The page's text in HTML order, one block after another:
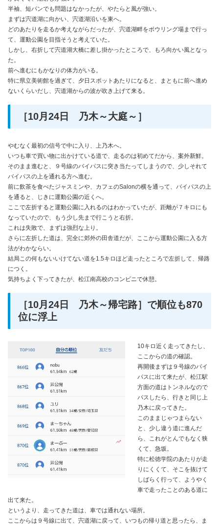
半袖、短パンでも問題はなかったが、やたらと風が強い。
まずは宍道湖に向かい、宍道湖沿いを東へ。
どのあたりを走るか考えながらだったが、宍道湖畔をボウリング場まで行っ
て、運動公園を目指そうと考えていた。
しかし、右折して宍道湖大橋に差し掛かったところで、もろ向かい風となっ
た。
前へ進むにもかなりの体力がいる。
特に県立美術館を過ぎて、夕日スポットあたりになると、まともに前へ進め
ないくらいだし、宍道湖からの波が吹き上げて来る。
［10月24日 乃木～大庭～］
やむなく最初の信号で中に入り、上乃木へ。
いつも車で買い物に出かけている道で、走るのは初めてだから、案外新鮮。
そのまま進むと、９号線のバイパスに突き当たってしまうので、少しそれて
バイパスの上を通れる方へ進む。
前に飲茶を食べたジャスミンや、カフェのSalonの横を通って、バイパスの上
を通ると、じきに運動公園の近くへ。
ここで左折すると運動公園に入れるのはわかっていたが、距離が７キロにも
なっていたので、もう少し先まで行こうと右折。
これは失敗で、まずは強烈な上り。
さらに左折した道は、完全に郊外の田舎道だが、ここから運動公園に入る方
法がわかならい。
結局この何もないいけてない道を1.5キロほど走ったところで左折して、帰路
につく。
気持ちよく下ってきたが、松江南高校のコンビニで休憩。
［10月24日 乃木～帰宅路］で順位も870
位に浮上
10キロ近く走ってきたし、
ここからの道の確認。
再開後まずは９号線のバイ
パスに出て来たが、松江駅
方面の道はトンネルなので
パスしたら、行きと同じ上
乃木に戻ってきた。
このままじゃつまらない
と、少し違う道に進んだ
ら、これがとんでもなく狭
くて、急坂。
特に松徳学院のあたりが走
りにくくて、そこを抜けて
しばらく行って、ようやく
車で走ったことのある道に
出て来た。
というより、走ってきた道は、車では通れない場所。
ここからは９号線に出て、宍道湖に戻って、いつもの帰り道と思ったら、ま